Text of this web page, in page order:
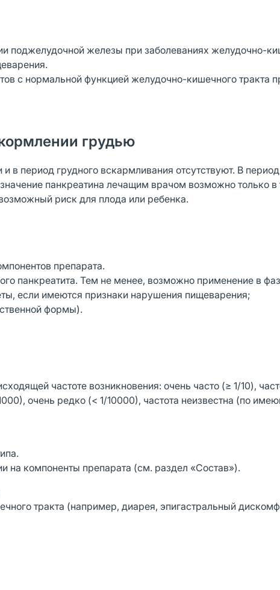
поджелудочной железы при заболеваниях желудочно-
с нормальной функцией желудочно-кишечного тракта
грудью
в период грудного вскармливания отсутствуют. В период
панкреатина лечащим врачом возможно только в
риск для плода или ребенка.
препарата.
панкреатита. Тем не менее, возможно применение в
если имеются признаки нарушения пищеварения;
формы).
частоте возникновения: очень часто (≥ 1/10),
очень редко (< 1/10000), частота неизвестна (по
на компоненты препарата (см. раздел «Состав»).
тракта (например, диарея, эпигастральный